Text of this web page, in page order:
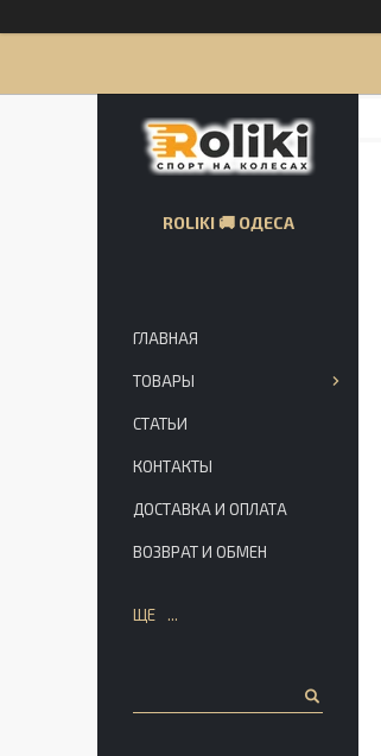
ROLIKI 🚚 ОДЕСА
ГЛАВНАЯ
ТОВАРЫ
СТАТЬИ
КОНТАКТЫ
ДОСТАВКА И ОПЛАТА
ВОЗВРАТ И ОБМЕН
ЩЕ